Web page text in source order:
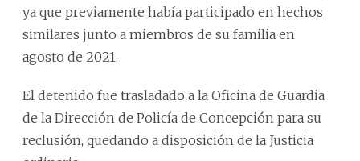
ya que previamente había participado en hechos
similares junto a miembros de su familia en
agosto de 2021.
El detenido fue trasladado a la Oficina de Guardia
de la Dirección de Policía de Concepción para su
reclusión, quedando a disposición de la Justicia